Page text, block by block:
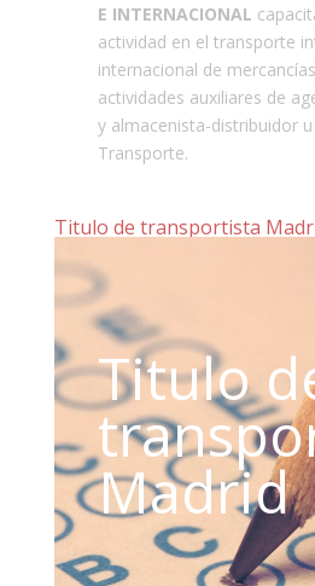
E INTERNACIONAL
actividad en el transporte
internacional de
actividades auxiliares de
y almacenista-distribuidor
Transporte.
Titulo de transportista
Titulo
Madrid